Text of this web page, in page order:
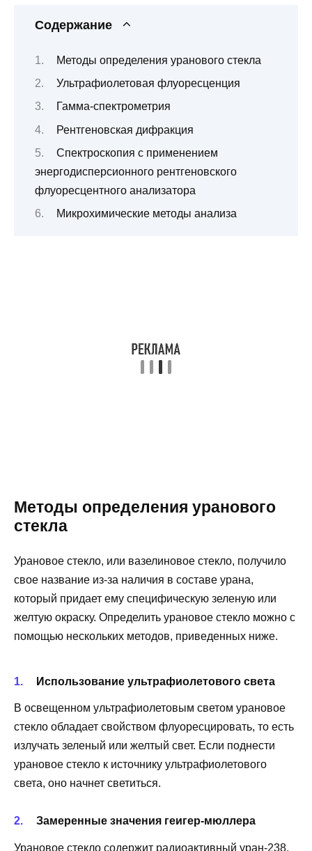
Содержание
Методы определения уранового стекла
Ультрафиолетовая флуоресценция
Гамма-спектрометрия
Рентгеновская дифракция
Спектроскопия с применением
энергодисперсионного рентгеновского
флуоресцентного анализатора
Микрохимические методы анализа
Методы определения уранового
стекла
Урановое стекло, или вазелиновое стекло, получило
свое название из-за наличия в составе урана,
который придает ему специфическую зеленую или
желтую окраску. Определить урановое стекло можно с
помощью нескольких методов, приведенных ниже.
Использование ультрафиолетового света
В освещенном ультрафиолетовым светом урановое
стекло обладает свойством флуоресцировать, то есть
излучать зеленый или желтый свет. Если поднести
урановое стекло к источнику ультрафиолетового
света, оно начнет светиться.
Замеренные значения геигер-мюллера
Урановое стекло содержит радиоактивный уран-238,